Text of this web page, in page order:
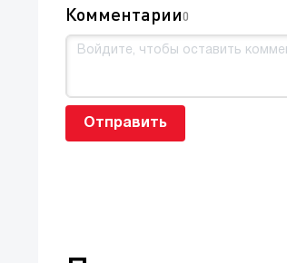
Комментарии0
Отправить